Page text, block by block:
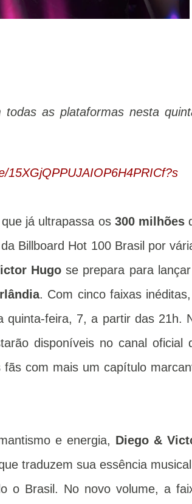
as plataformas nesta
15XGjQPPUJAIOP6H4PRICf?s
já ultrapassa os 300 milhões
Billboard Hot 100 Brasil por
Hugose prepara para
. Com cinco faixas
quinta-feira, 7, a partir das 21h.
disponíveis no canal oficial
fãs com mais um capítulo
e energia, Diego &
traduzem sua essência
o Brasil. No novo volume, a